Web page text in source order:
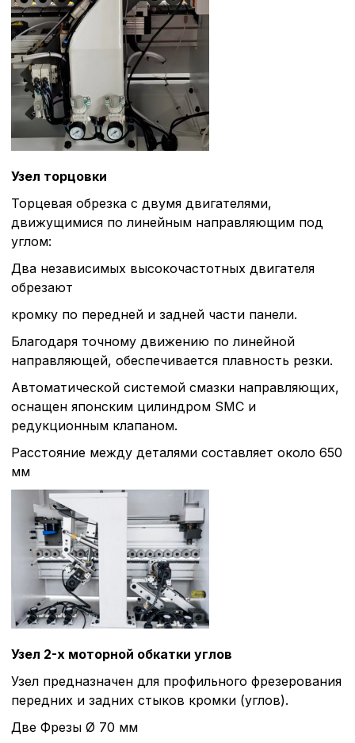
Узел торцовки
Торцевая обрезка с двумя двигателями,
движущимися по линейным направляющим под
углом:
Два независимых высокочастотных двигателя
обрезают
кромку по передней и задней части панели.
Благодаря точному движению по линейной
направляющей, обеспечивается плавность резки.
Автоматической системой смазки направляющих,
оснащен японским цилиндром SMC и
редукционным клапаном.
Расстояние между деталями составляет около 650
мм
Узел 2-х моторной обкатки углов
Узел предназначен для профильного фрезерования
передних и задних стыков кромки (углов).
Две Фрезы Ø 70 мм